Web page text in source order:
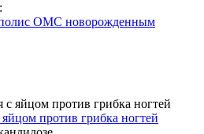
ОМС новорожденным
против грибка ногтей